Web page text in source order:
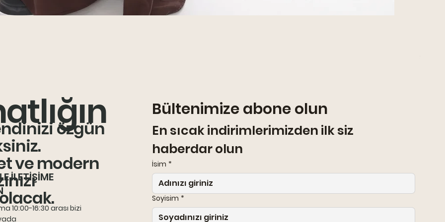
özgün
ve modern
İLETİŞİME
10:00-16:30 arası bizi
Bültenimize abone olun
En sıcak indirimlerimizden ilk siz
haberdar olun
İsim *
Soyisim *